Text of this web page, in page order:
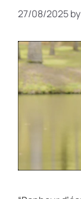
27/08/2025by